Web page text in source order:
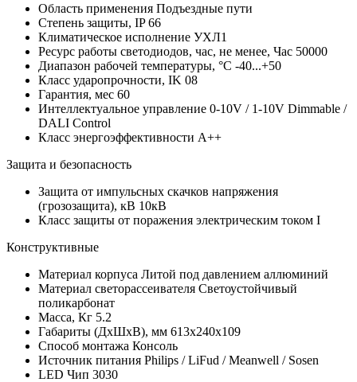
Область применения Подъездные пути
Степень защиты, IP66
Климатическое исполнение УХЛ1
Ресурс работы светодиодов, час, не менее, Час 50000
Диапазон рабочей температуры, °С -40...+50
Класс ударопрочности, IK 08
Гарантия, мес 60
Интеллектуальное управление 0-10V / 1-10V Dimmable /
DALI Control
Класс энергоэффективности A++
Защита и безопасность
Защита от импульсных скачков напряжения
(грозозащита), кВ 10кВ
Класс защиты от поражения электрическим током I
Конструктивные
Материал корпуса Литой под давлением аллюминий
Материал светорассеивателя Светоустойчивый
поликарбонат
Масса, Кг 5.2
Габариты (ДхШхВ), мм 613x240x109
Способ монтажа Консоль
Источник питания Philips / LiFud / Meanwell / Sosen
LED Чип 3030